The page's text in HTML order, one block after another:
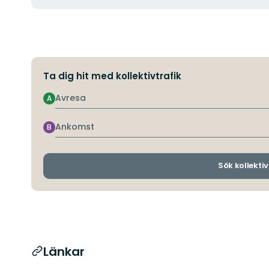
Ta dig hit med kollektivtrafik
Avresa
A
Ankomst
B
Sök
Länkar